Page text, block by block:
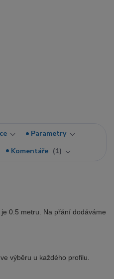
Parametry
Komentáře 1
0.5 metru. Na přání dodáváme
výběru u každého profilu.